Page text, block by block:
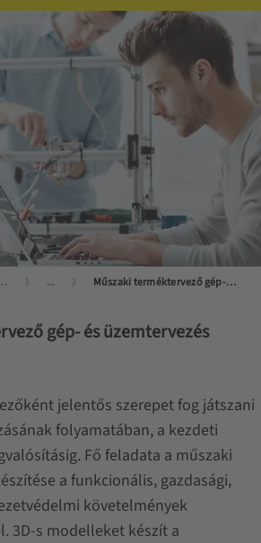
mesterfokon ... Műszaki terméktervező gép- és üzemtervezői képzés
gép- és üzemtervezés
jelentős szerepet fog játszani
folyamatában, a kezdeti
Fő feladata a műszaki
a funkcionális, gazdasági,
követelmények
3D-s modelleket készít a